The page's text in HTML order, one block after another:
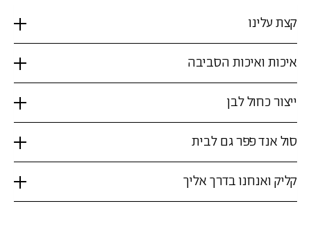
קצת עלינו
איכות ואיכות הסביבה
ייצור כחול לבן
סול אנד פפר גם לבית
קליק ואנחנו בדרך אליך